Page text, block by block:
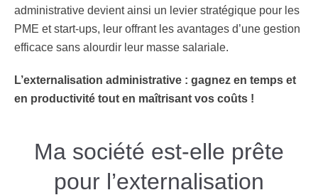
administrative devient ainsi un levier stratégique pour les
PME et start-ups, leur offrant les avantages d’une gestion
efficace sans alourdir leur masse salariale.
L’externalisation administrative : gagnez en temps et
en productivité tout en maîtrisant vos coûts !
Ma société est-elle prête
pour l’externalisation